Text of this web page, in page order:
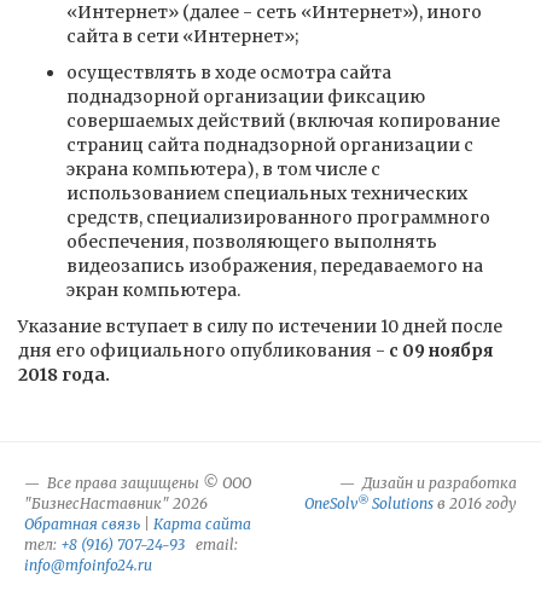
«Интернет» (далее - сеть «Интернет»), иного
сайта в сети «Интернет»;
осуществлять в ходе осмотра сайта
поднадзорной организации фиксацию
совершаемых действий (включая копирование
страниц сайта поднадзорной организации с
экрана компьютера), в том числе с
использованием специальных технических
средств, специализированного программного
обеспечения, позволяющего выполнять
видеозапись изображения, передаваемого на
экран компьютера.
Указание вступает в силу по истечении 10 дней после
дня его официального опубликования - с 09 ноября
2018 года.
Все права защищены © ООО
"БизнесНаставник" 2026
Обратная связь
Карта сайта
тел: +8 (916) 707-24-93 email:
info@mfoinfo24.ru
Дизайн и разработка
OneSolv® Solutions в 2016 году